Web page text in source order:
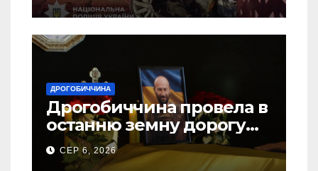
ДРОГОБИЧЧИНА
Дрогобиччина провела в
останню земну дорогу
свого Захисника – Олега
Торського
СЕР 6, 2026